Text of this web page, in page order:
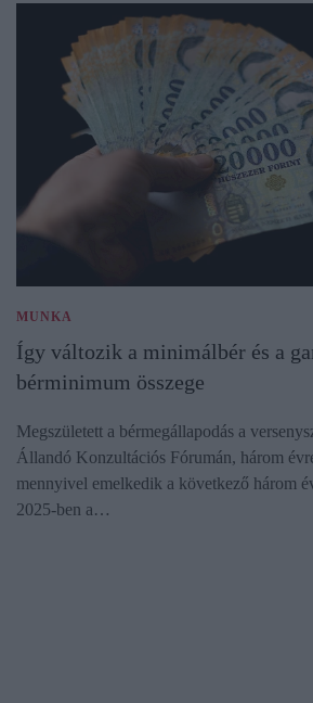
MUNKA
Így változik a minimálbér és a
bérminimum összege
Megszületett a bérmegállapodás a
Állandó Konzultációs Fórumán, három
mennyivel emelkedik a következő három
2025-ben a…